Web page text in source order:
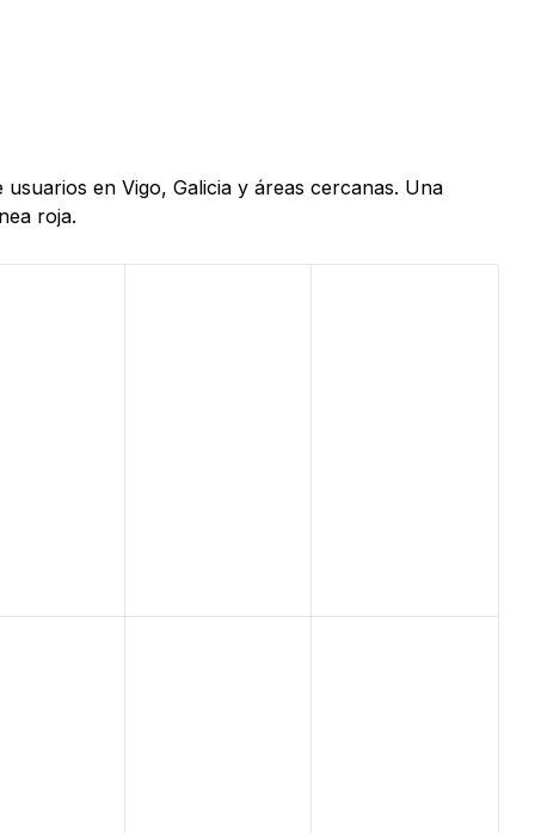
en Vigo, Galicia y áreas cercanas. Una
roja.